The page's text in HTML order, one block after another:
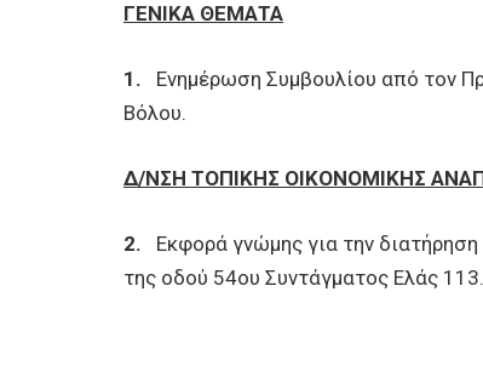
ΓΕΝΙΚΑ ΘΕΜΑΤΑ
1.
Ενημέρωση Συμβουλίου από τον
Βόλου.
Δ/ΝΣΗ ΤΟΠΙΚΗΣ ΟΙΚΟΝΟΜΙΚΗΣ
2. Εκφορά γνώμης για την
της οδού 54ου Συντάγματος Ελάς 113.